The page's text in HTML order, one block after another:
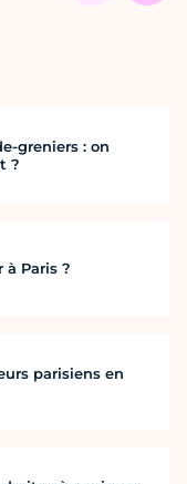
greniers : on
?
Paris ?
parisiens en